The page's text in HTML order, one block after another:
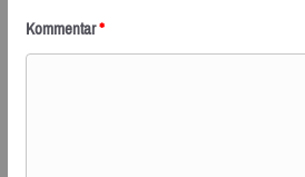
Kommentar*